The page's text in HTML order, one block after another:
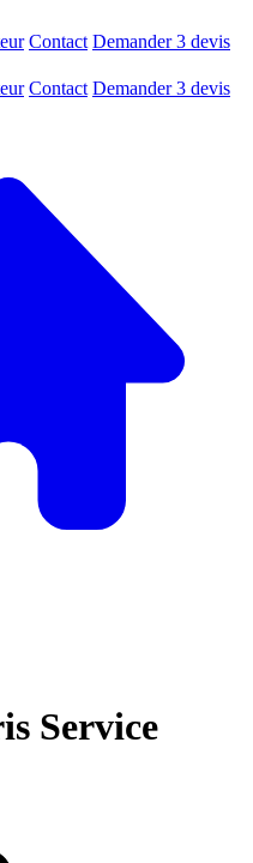
Contact Demander 3 devis
Contact Demander 3 devis
Service